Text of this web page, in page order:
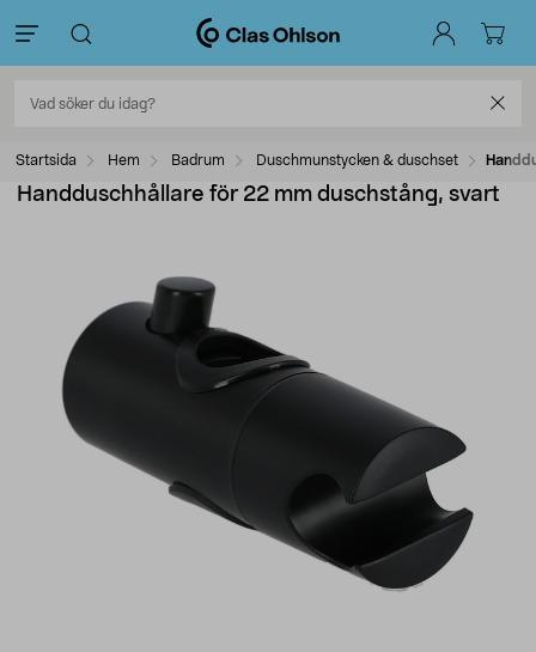
Startsida Hem Badrum Duschmunstycken & duschset
Handduschhållare för 22 mm duschstång, svart